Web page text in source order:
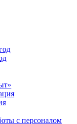
с персоналом